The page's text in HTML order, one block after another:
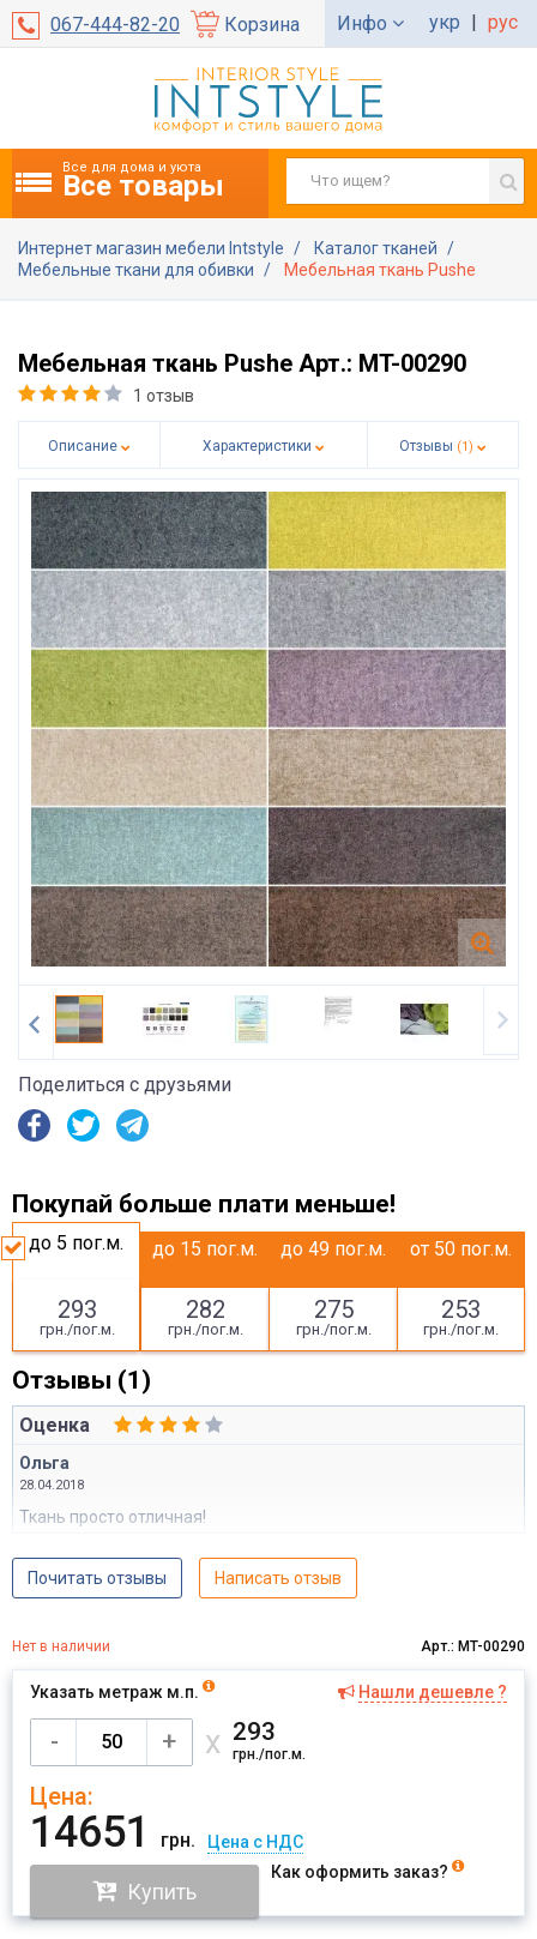
067-444-82-20 Корзина Инфо укр | рус
Все для дома и уюта
Все товары
Интернет магазин мебели Intstyle
Каталог тканей
Мебельные ткани для обивки
Мебельная ткань Pushe
Мебельная ткань Pushe Арт.: MT-00290
1 отзыв
Описание Характеристики Отзывы (1)
Поделиться с друзьями
Покупай больше плати меньше!
до 5 пог.м.
293
грн./пог.м.
до 15 пог.м.
282
грн./пог.м.
до 49 пог.м.
275
грн./пог.м.
от 50 пог.м.
253
грн./пог.м.
Отзывы (1)
Оценка
Ольга
28.04.2018
Ткань просто отличная!
Почитать отзывы Написать отзыв
Нет в наличии Арт.: MT-00290
Указать метраж м.п. Нашли дешевле ?
- + х 293
грн./пог.м.
Цена:
14651 грн. Цена с НДС
Купить
Как оформить заказ?